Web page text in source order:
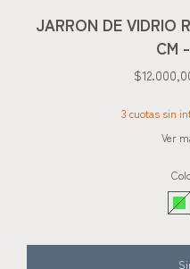
JARRON DE VIDRIO
CM
3 cuotas sin
Ver